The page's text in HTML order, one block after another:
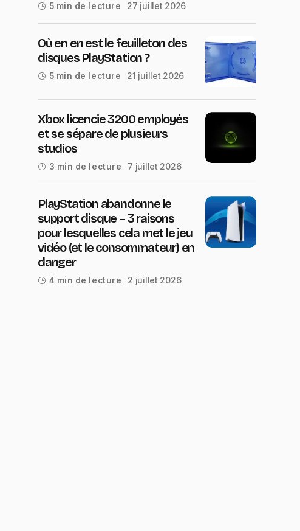
5 min de lecture 27 juillet 2026
Où en en est le feuilleton des
disques PlayStation ?
5 min de lecture 21 juillet 2026
Xbox licencie 3200 employés
et se sépare de plusieurs
studios
3 min de lecture 7 juillet 2026
PlayStation abandonne le
support disque – 3 raisons
pour lesquelles cela met le jeu
vidéo (et le consommateur) en
danger
4 min de lecture 2 juillet 2026